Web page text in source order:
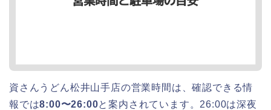
資さんうどん松井山手店の営業時間は、確認できる情
報では8:00〜26:00と案内されています。26:00は深夜